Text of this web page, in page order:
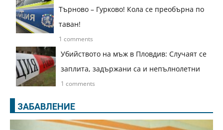
Търново – Гурково! Кола се преобърна по
таван!
1 comments
Убийството на мъж в Пловдив: Случаят се
заплита, задържани са и непълнолетни
1 comments
ЗАБАВЛЕНИЕ